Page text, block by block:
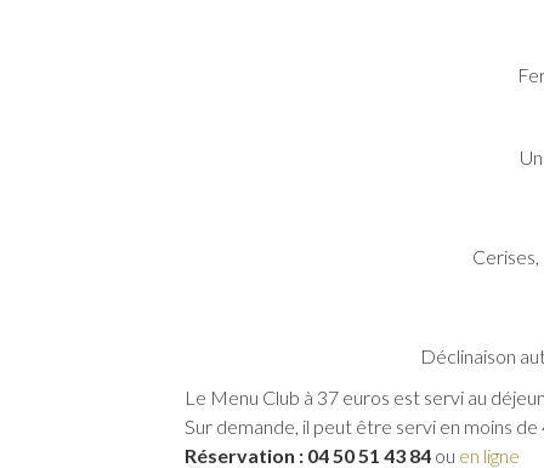
Déclinaison
Le Menu Club à 37 euros est servi au
Sur demande, il peut être servi en moins de
Réservation : 04 50 51 43 84 ou en ligne